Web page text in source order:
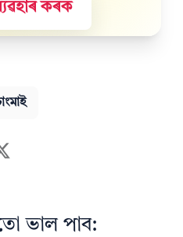
কৰক
ভাল পাব: